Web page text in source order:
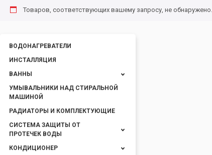
Товаров, соответствующих вашему запросу, не обнаружено.
ВОДОНАГРЕВАТЕЛИ
ИНСТАЛЛЯЦИЯ
ВАННЫ
УМЫВАЛЬНИКИ НАД СТИРАЛЬНОЙ
МАШИНОЙ
РАДИАТОРЫ И КОМПЛЕКТУЮЩИЕ
СИСТЕМА ЗАЩИТЫ ОТ
ПРОТЕЧЕК ВОДЫ
КОНДИЦИОНЕР